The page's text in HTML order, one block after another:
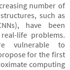
number of
such as
have been
life problems.
vulnerable to
for the first
computing